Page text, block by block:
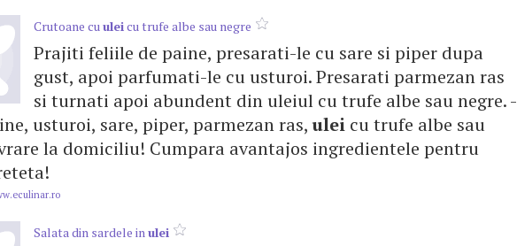
Crutoane cuuleicu trufe albe sau negre
Prajiti feliile de paine, presarati-le cu sare si piper dupa
gust, apoi parfumati-le cu usturoi. Presarati parmezan ras
si turnati apoi abundent din uleiul cu trufe albe sau negre. -
usturoi, sare, piper, parmezan ras,ulei cu trufe albe sau
la domiciliu! Cumpara avantajos ingredientele pentru
Salata din sardele inulei